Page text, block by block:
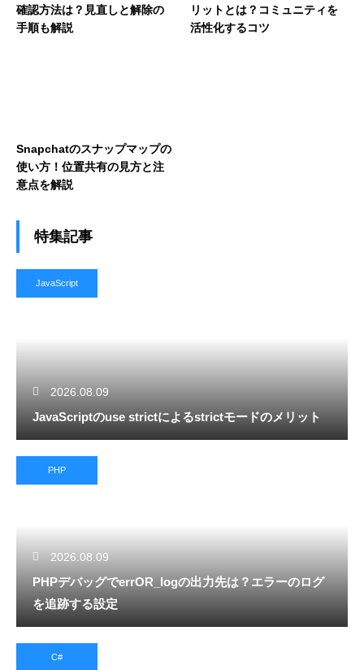
確認方法は？見直しと解除の
手順も解説
リットとは？コミュニティを
活性化するコツ
Snapchatのスナップマップの
使い方！位置共有の見方と注
意点を解説
特集記事
JavaScript
2026.08.09
JavaScriptのuse strictによるstrictモードのメリット
PHP
2026.08.09
PHPデバッグでerrOR_logの出力先は？エラーのログ
を追跡する設定
C#